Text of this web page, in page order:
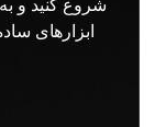
ابزارهای